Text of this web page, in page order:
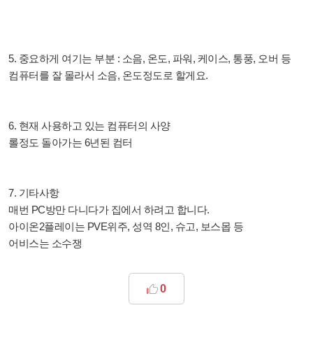
5. 중요하게 여기는 부분 : 소음, 온도, 파워, 케이스, 통풍, 오버 등
컴퓨터를 잘 몰라서 소음, 온도정도로 할게요.
6. 현재 사용하고 있는 컴퓨터의 사양
롤정도 돌아가는 6년된 컴터
7. 기타사항
매번 PC방만 다니다가 집에서 하려고 합니다.
아이온2플레이는 PVE위주, 성역 8인, 슈고, 보스몹 등
어비스는 소수쟁
0